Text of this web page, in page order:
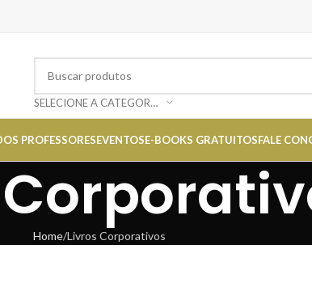
SELECIONE A CATEGORIA
PROFESSORESEVENTOSE-BOOKS GRATUITOSFALE
Home Livros Corporativos